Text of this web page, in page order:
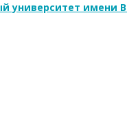
университет имени